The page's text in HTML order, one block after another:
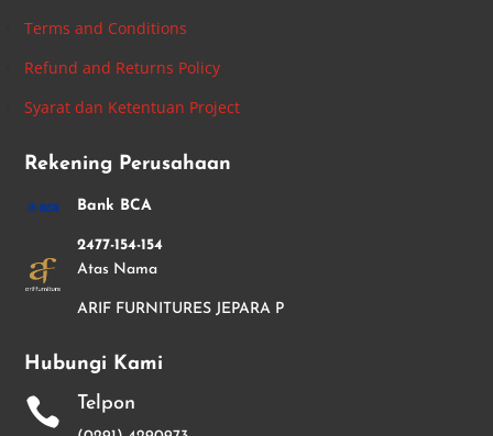
Terms and Conditions
Refund and Returns Policy
Syarat dan Ketentuan Project
Rekening Perusahaan
Bank BCA
2477-154-154
Atas Nama
ARIF FURNITURES JEPARA P
Hubungi Kami
 Telpon